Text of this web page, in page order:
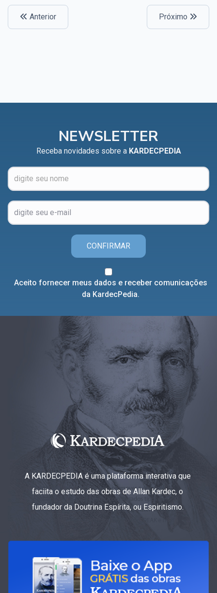
Anterior Próximo
NEWSLETTER
Receba novidades sobre a KARDECPEDIA
CONFIRMAR
Aceito fornecer meus dados e receber comunicações
da KardecPedia.
A KARDECPEDIA é uma plataforma interativa que
faciita o estudo das obras de Allan Kardec, o
fundador da Doutrina Espírita, ou Espiritismo.